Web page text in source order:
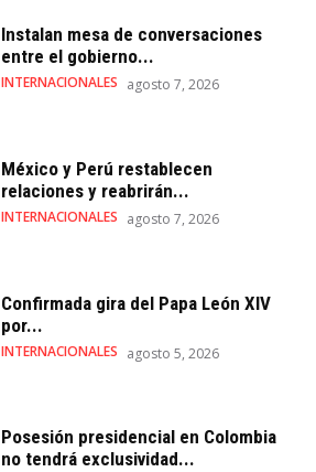
Instalan mesa de conversaciones
entre el gobierno...
INTERNACIONALES agosto 7, 2026
México y Perú restablecen
relaciones y reabrirán...
INTERNACIONALES agosto 7, 2026
Confirmada gira del Papa León XIV
por...
INTERNACIONALES agosto 5, 2026
Posesión presidencial en Colombia
no tendrá exclusividad...